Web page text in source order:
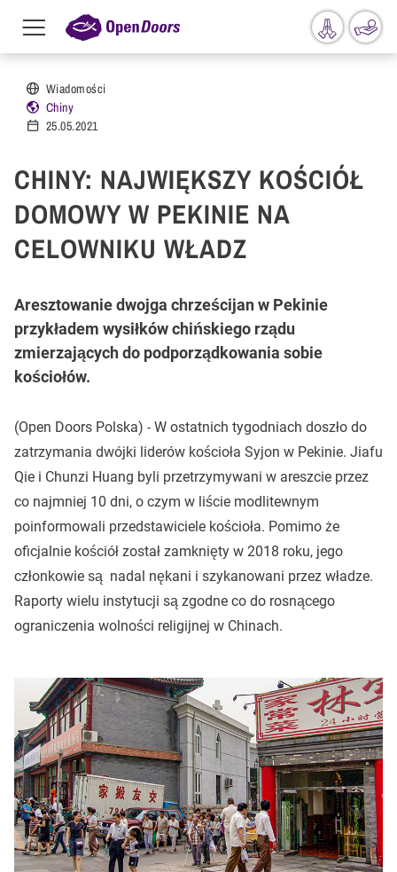
Przejdź do treści
Menu
toggle
Wiadomości
Chiny
25.05.2021
CHINY: NAJWIĘKSZY KOŚCIÓŁ
DOMOWY W PEKINIE NA
CELOWNIKU WŁADZ
Aresztowanie dwojga chrześcijan w Pekinie
przykładem wysiłków chińskiego rządu
zmierzających do podporządkowania sobie
kościołów.
(Open Doors Polska) - W ostatnich tygodniach doszło do
zatrzymania dwójki liderów kościoła Syjon w Pekinie. Jiafu
Qie i Chunzi Huang byli przetrzymywani w areszcie przez
co najmniej 10 dni, o czym w liście modlitewnym
poinformowali przedstawiciele kościoła. Pomimo że
oficjalnie kościół został zamknięty w 2018 roku, jego
członkowie są nadal nękani i szykanowani przez władze.
Raporty wielu instytucji są zgodne co do rosnącego
ograniczenia wolności religijnej w Chinach.